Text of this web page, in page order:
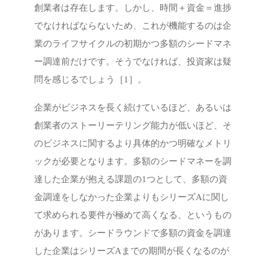
創業者は存在します。しかし、時間＋資金＝進捗
でなければならないため、これが機能するのは企
業のライフサイクルの初期かつ多額のシードマネ
ー調達前だけです。そうでなければ、投資家は疑
問を感じるでしょう［1］。
企業がビジネスを長く続けているほど、あるいは
創業者のストーリーテリング能力が低いほど、そ
のビジネスに関するより具体的かつ明確なメトリ
ックが必要となります。多額のシードマネーを調
達した企業が抱える課題の1つとして、多額の資
金調達をしなかった企業よりもシリーズAに関し
て求められる要件が極めて高くなる、というもの
があります。シードラウンドで多額の資金を調達
した企業はシリーズAまでの期間が長くなるのが